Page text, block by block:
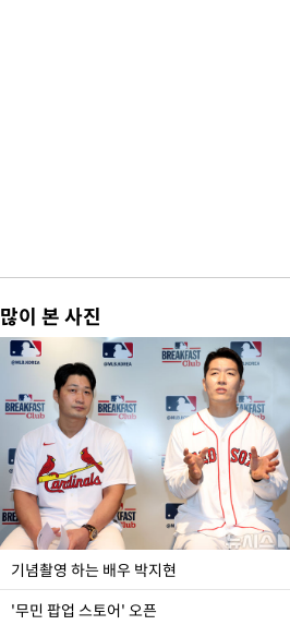
많이 본 사진
기념촬영 하는 배우 박지현
'무민 팝업 스토어' 오픈